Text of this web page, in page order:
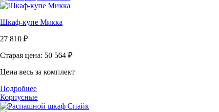
Шкаф-купе Микка
27 810 ₽
Старая цена: 50 564 ₽
Цена весь за комплект
Подробнее
Корпусные